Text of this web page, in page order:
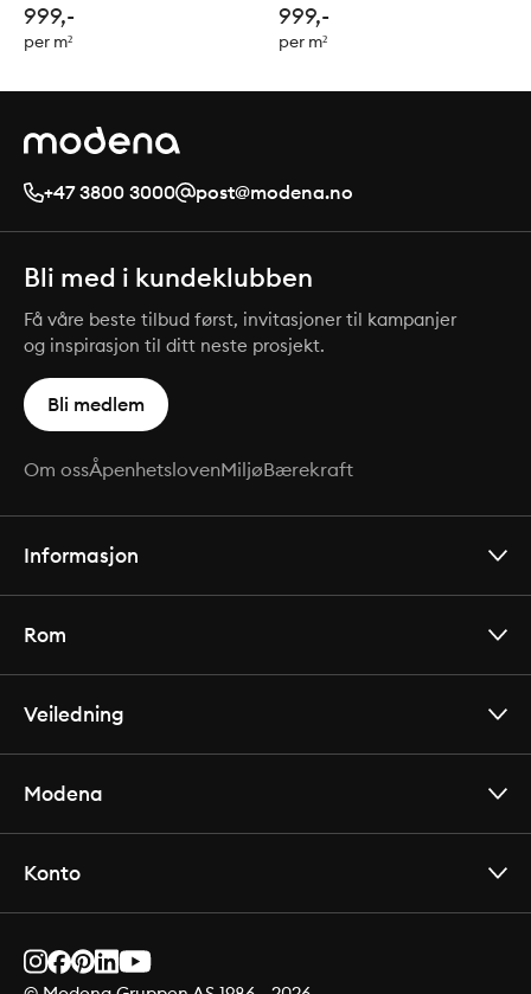
999,-
per m²
999,-
per m²
+47 3800 3000 post@modena.no
Bli med i kundeklubben
Få våre beste tilbud først, invitasjoner til kampanjer
og inspirasjon til ditt neste prosjekt.
Bli medlem
Om ossÅpenhetslovenMiljøBærekraft
Informasjon
Rom
Veiledning
Modena
Konto